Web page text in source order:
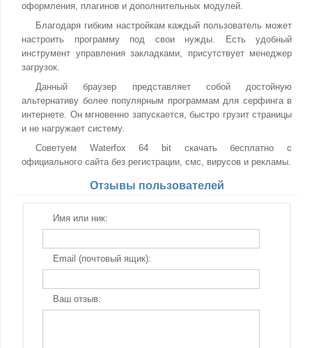
оформления, плагинов и дополнительных модулей.
Благодаря гибким настройкам каждый пользователь может
настроить программу под свои нужды. Есть удобный
инструмент управления закладками, присутствует менеджер
загрузок.
Данный браузер представляет собой достойную
альтернативу более популярным программам для серфинга в
интернете. Он мгновенно запускается, быстро грузит страницы
и не нагружает систему.
Советуем Waterfox 64 bit скачать бесплатно с
официального сайта без регистрации, смс, вирусов и рекламы.
Отзывы пользователей
Имя или ник:
Email (почтовый ящик):
Ваш отзыв: